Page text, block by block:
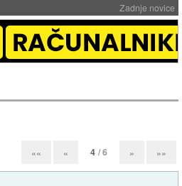
Zadnje novice
«« « 4 / 6 » »»